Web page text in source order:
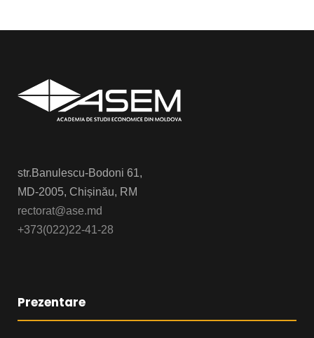
str.Banulescu-Bodoni 61,
MD-2005, Chișinău, RM
rectorat@ase.md
+373(022)22-41-28
Prezentare